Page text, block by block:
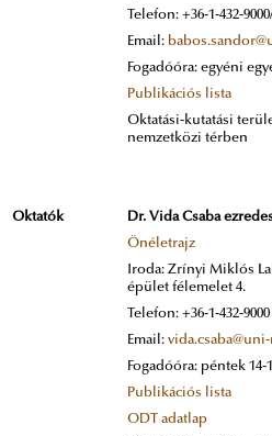
Telefon: +36-1-432-
Email:
Fogadóóra: egyéni
Publikációs lista
Oktatási-kutatási
nemzetközi térben
Oktatók Dr. Vida Csaba
Önéletrajz
Iroda: Zrínyi Miklós
épület félemelet 4.
Telefon: +36-1-432-9000
Email:
Fogadóóra: péntek 14-
Publikációs lista
ODT adatlap